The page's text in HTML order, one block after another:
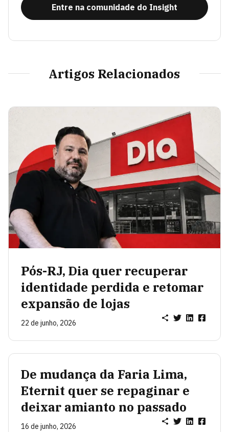
Entre na comunidade do Insight
Artigos Relacionados
Pós-RJ, Dia quer recuperar
identidade perdida e retomar
expansão de lojas
22 de junho, 2026
De mudança da Faria Lima,
Eternit quer se repaginar e
deixar amianto no passado
16 de junho, 2026